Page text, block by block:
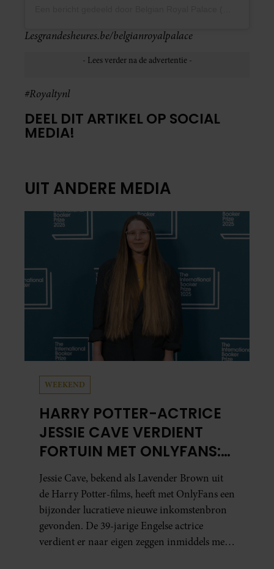
Lesgrandesheures.be/belgianroyalpalace
#Royaltynl
DEEL DIT ARTIKEL OP SOCIAL
MEDIA!
UIT ANDERE MEDIA
WEEKEND
HARRY POTTER-ACTRICE
JESSIE CAVE VERDIENT
FORTUIN MET ONLYFANS:
‘MEER DAN IN HELE
ACTEERCARRIÈRE’
Jessie Cave, bekend als Lavender Brown uit
de Harry Potter-films, heeft met OnlyFans een
bijzonder lucratieve nieuwe inkomstenbron
gevonden. De 39-jarige Engelse actrice
verdient er naar eigen zeggen inmiddels meer